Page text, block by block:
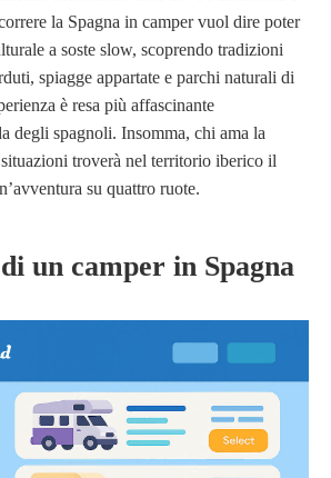
la Spagna in camper vuol dire poter
a soste slow, scoprendo tradizioni
spiagge appartate e parchi naturali di
è resa più affascinante
degli spagnoli. Insomma, chi ama la
troverà nel territorio iberico il
su quattro ruote.
un camper in Spagna